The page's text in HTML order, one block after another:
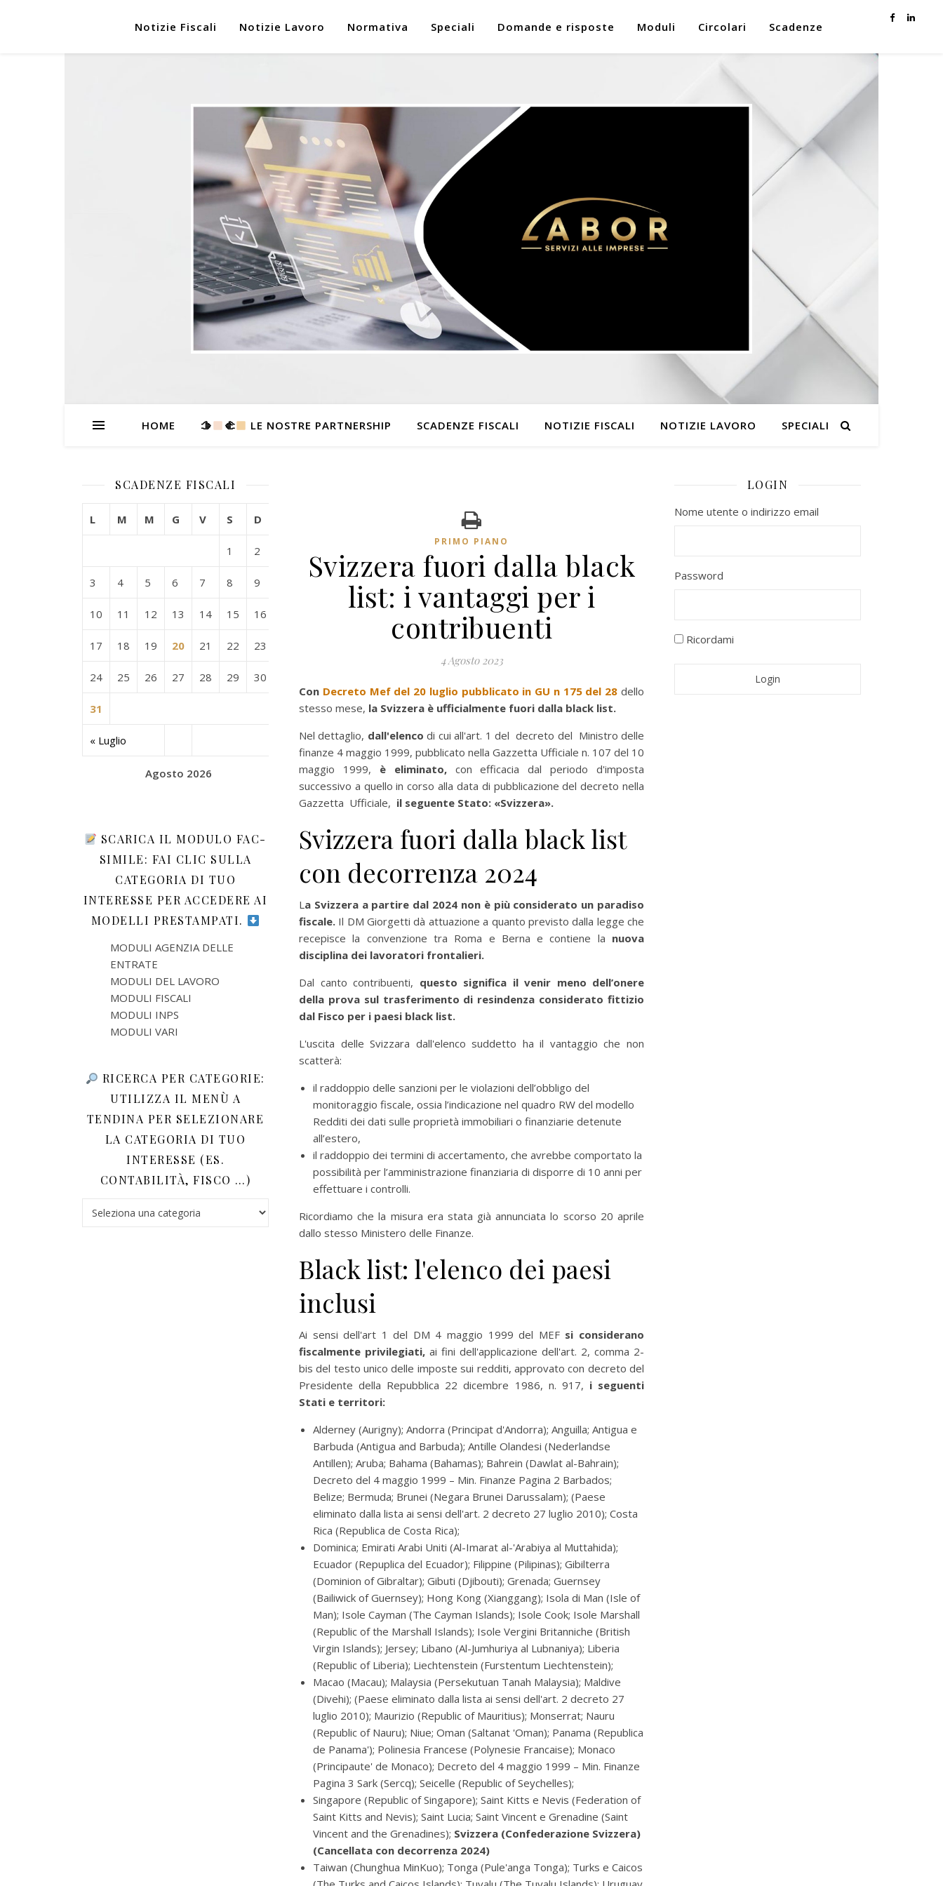
Notizie Fiscali Notizie Lavoro Normativa Speciali Domande e risposte Moduli Circolari Scadenze
HOME 🫱 ‍🫲 LE NOSTRE PARTNERSHIP SCADENZE FISCALI NOTIZIE FISCALI NOTIZIE LAVORO SPECIALI
SCADENZE FISCALI
Agosto 2026
L M M G V S D
« Luglio
1 2
3 4 5 6 7 8 9
10 11 12 13 14 15 16
17 18 19 20 21 22 23
24 25 26 27 28 29 30
31
SCARICA IL MODULO FAC-
SIMILE: FAI CLIC SULLA
CATEGORIA DI TUO
INTERESSE PER ACCEDERE AI
MODELLI PRESTAMPATI.
MODULI AGENZIA DELLE
ENTRATE
MODULI DEL LAVORO
MODULI FISCALI
MODULI INPS
MODULI VARI
RICERCA PER CATEGORIE:
UTILIZZA IL MENÙ A
TENDINA PER SELEZIONARE
LA CATEGORIA DI TUO
INTERESSE (ES.
CONTABILITÀ, FISCO …)
Ricerca per categorie: utilizza il menù a tendina per selezionare la categoria di tuo interesse (es. contabilità, Fisco …)
PRIMO PIANO
Svizzera fuori dalla black
list: i vantaggi per i
contribuenti
4 Agosto 2023
Con Decreto Mef del 20 luglio pubblicato in GU n 175 del 28dello
stesso mese, la Svizzera è ufficialmente fuori dalla black list.
Nel dettaglio, dall'elenco di cui all'art. 1 del decreto del Ministro delle
finanze 4 maggio 1999, pubblicato nella Gazzetta Ufficiale n. 107 del 10
maggio 1999, è eliminato, con efficacia dal periodo d'imposta
successivo a quello in corso alla data di pubblicazione del decreto nella
Gazzetta Ufficiale, il seguente Stato: «Svizzera».
Svizzera fuori dalla black list
con decorrenza 2024
La Svizzera a partire dal 2024 non è più considerato un paradiso
fiscale. Il DM Giorgetti dà attuazione a quanto previsto dalla legge che
recepisce la convenzione tra Roma e Berna e contiene la nuova
disciplina dei lavoratori frontalieri.
Dal canto contribuenti, questo significa il venir meno dell’onere
della prova sul trasferimento di resindenza considerato fittizio
dal Fisco per i paesi black list.
L'uscita delle Svizzara dall'elenco suddetto ha il vantaggio che non
scatterà:
il raddoppio delle sanzioni per le violazioni dell’obbligo del
monitoraggio fiscale, ossia l’indicazione nel quadro RW del modello
Redditi dei dati sulle proprietà immobiliari o finanziarie detenute
all’estero,
il raddoppio dei termini di accertamento, che avrebbe comportato la
possibilità per l’amministrazione finanziaria di disporre di 10 anni per
effettuare i controlli.
Ricordiamo che la misura era stata già annunciata lo scorso 20 aprile
dallo stesso Ministero delle Finanze.
Black list: l'elenco dei paesi
inclusi
Ai sensi dell'art 1 del DM 4 maggio 1999 del MEFsi considerano
fiscalmente privilegiati, ai fini dell'applicazione dell'art. 2, comma 2-
bis del testo unico delle imposte sui redditi, approvato con decreto del
Presidente della Repubblica 22 dicembre 1986, n. 917, i seguenti
Stati e territori:
Alderney (Aurigny); Andorra (Principat d'Andorra); Anguilla; Antigua e
Barbuda (Antigua and Barbuda); Antille Olandesi (Nederlandse
Antillen); Aruba; Bahama (Bahamas); Bahrein (Dawlat al-Bahrain);
Decreto del 4 maggio 1999 – Min. Finanze Pagina 2 Barbados;
Belize; Bermuda; Brunei (Negara Brunei Darussalam); (Paese
eliminato dalla lista ai sensi dell'art. 2 decreto 27 luglio 2010); Costa
Rica (Republica de Costa Rica);
Dominica; Emirati Arabi Uniti (Al-Imarat al-'Arabiya al Muttahida);
Ecuador (Repuplica del Ecuador); Filippine (Pilipinas); Gibilterra
(Dominion of Gibraltar); Gibuti (Djibouti); Grenada; Guernsey
(Bailiwick of Guernsey); Hong Kong (Xianggang); Isola di Man (Isle of
Man); Isole Cayman (The Cayman Islands); Isole Cook; Isole Marshall
(Republic of the Marshall Islands); Isole Vergini Britanniche (British
Virgin Islands); Jersey; Libano (Al-Jumhuriya al Lubnaniya); Liberia
(Republic of Liberia); Liechtenstein (Furstentum Liechtenstein);
Macao (Macau); Malaysia (Persekutuan Tanah Malaysia); Maldive
(Divehi); (Paese eliminato dalla lista ai sensi dell'art. 2 decreto 27
luglio 2010); Maurizio (Republic of Mauritius); Monserrat; Nauru
(Republic of Nauru); Niue; Oman (Saltanat 'Oman); Panama (Republica
de Panama'); Polinesia Francese (Polynesie Francaise); Monaco
(Principaute' de Monaco); Decreto del 4 maggio 1999 – Min. Finanze
Pagina 3 Sark (Sercq); Seicelle (Republic of Seychelles);
Singapore (Republic of Singapore); Saint Kitts e Nevis (Federation of
Saint Kitts and Nevis); Saint Lucia; Saint Vincent e Grenadine (Saint
Vincent and the Grenadines); Svizzera (Confederazione Svizzera)
(Cancellata con decorrenza 2024)
Taiwan (Chunghua MinKuo); Tonga (Pule'anga Tonga); Turks e Caicos
LOGIN
Nome utente o indirizzo email
Password
Ricordami